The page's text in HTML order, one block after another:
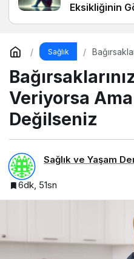
Eksikliğinin
Sağlık
Veriyorsa
Değilseniz
Sağlık ve Yaşam
6dk, 51sn